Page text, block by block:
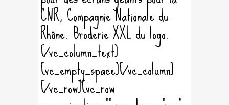
CNR, Compagnie Nationale du
Rhône. Broderie XXL du logo.
[/vc_column_text]
[vc_empty_space][/vc_column]
[/vc_row][vc_row